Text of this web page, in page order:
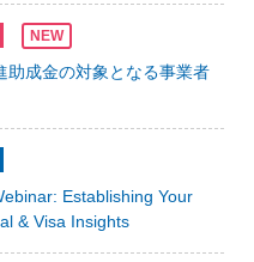
NEW
助成金の対象となる事業者
Establishing Your
& Visa Insights